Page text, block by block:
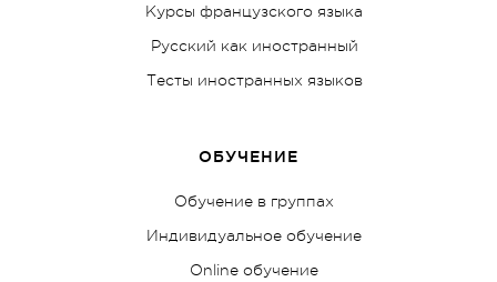
Курсы французского языка
Русский как иностранный
Тесты иностранных языков
ОБУЧЕНИЕ
Обучение в группах
Индивидуальное обучение
Online обучение